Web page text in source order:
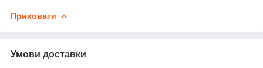
Приховати
Умови доставки